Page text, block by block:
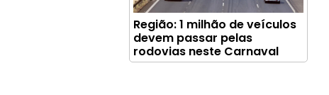
Região: 1 milhão de veículos
devem passar pelas
rodovias neste Carnaval